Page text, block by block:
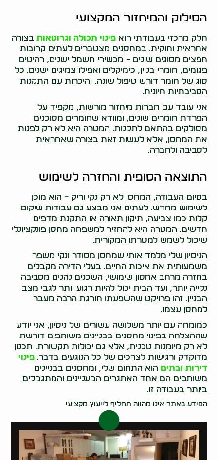
הסילוק והמיחזור המקצועי
חלק מרכזי בעבודתי הואפינוי תכולה וגרוטאות בצורה
אחראית וחוקית. במחסנים מצטברים לעתים קרובות
חפצים מסוגים שונים – מכשירי חשמל ישנים, רהיטים
פגומים, חומרי בניין, כימיקלים ואפילו צמיגים ישנים. כל
סוג של חומר דורש טיפול שונה, והיכרות עם התקנות
הסביבתיות חיונית.
אני עובד עם חברות מיחזור מורשות, מקפיד על
הפרדת חומרים שונים, ומוודא שחומרים מסוכנים
מסולקים בהתאם לתקנות. המטרה היא לא רק לפנות
את המחסן, אלא לעשות זאת בצורה שאחראית
לסביבה ולחברה.
התוצאה הסופית והחזרה לשימוש
בסיום העבודה, המחסן לא רק נקי וריק – הוא מוכן
לשימוש מחדש. לעתים אני מבצע גם עבודות שיקום
קלות כמו צביעה, תיקון תאורה או התקנת מדפים
חדשים. המטרה היא להחזיר למשפחה מחסן פונקציונלי
שיכול לשמש למטרתו המקורית.
הניסיון שלי מלמד אותי שמחסן מסודר ונקי משפר
משמעותית את איכות החיים. בעלי הדירה מקבלים
בחזרה מרחב אחסון שימושי, השכנים נהנים מסביבה
נקייה יותר, ועד הבית יכול להיות רגוע יותר לגבי מצב
הבניין. זהו פרויקט שהשפעתו חורגת הרבה מעבר
למחסן עצמו.
כמומחה עם יותר משלושה עשורים של ניסיון, אני יודע
שההצלחה בפינוי מחסנים בבניינים משותפים דורשת
לא רק מיומנות טכנית, אלא גם יכולות תקשורת, תכנון
מדוקדק ורגישות לצרכים של כל הנוגעים בדבר.פינוי
דירות ובתים הוא התחום שלי, ומחסנים בבניינים
משותפים הם אחד האתגרים המעניינים והמתגמלים
ביותר בעבודה זו.
המידע באתר אינו מהווה תחליף לייעוץ מקצועי